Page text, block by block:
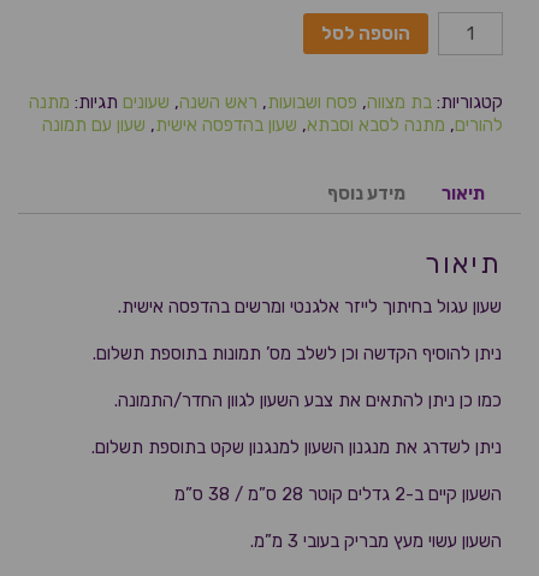
הוספה לסל
קטגוריות: בת מצווה, פסח ושבועות, ראש השנה, שעונים תגיות: מתנה
להורים, מתנה לסבא וסבתא, שעון בהדפסה אישית, שעון עם תמונה
תיאור מידע נוסף
תיאור
שעון עגול בחיתוך לייזר אלגנטי ומרשים בהדפסה אישית.
ניתן להוסיף הקדשה וכן לשלב מס’ תמונות בתוספת תשלום.
כמו כן ניתן להתאים את צבע השעון לגוון החדר/התמונה.
ניתן לשדרג את מנגנון השעון למנגנון שקט בתוספת תשלום.
השעון קיים ב-2 גדלים קוטר 28 ס”מ / 38 ס”מ
השעון עשוי מעץ מבריק בעובי 3 מ”מ.